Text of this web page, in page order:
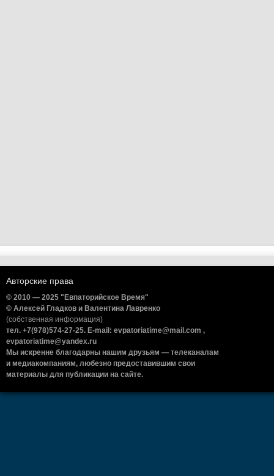
Авторские права
© 2010 — 2025 "Евпаторийское Время"
© Алексей Гладков и Валентина Лавренко
(собственная информация)
тел. +7(978)574-27-25. E-mail: evpatoriatime@mail.com ,
evpatoriatime@yandex.ru
Мы искренне благодарны нашим друзьям — телеканалам
и медиакомпаниям, любезно предоставившим свои
материалы для публикации на сайте.